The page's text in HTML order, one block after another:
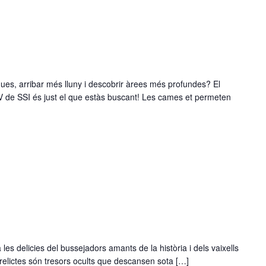
arribar més lluny i descobrir àrees més profundes? El
de SSI és just el que estàs buscant! Les cames et permeten
delicies del bussejadors amants de la història i dels vaixells
són tresors ocults que descansen sota […]